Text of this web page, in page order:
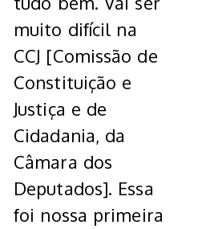
muito difícil na
CCJ [Comissão de
Constituição e
Justiça e de
Cidadania, da
Câmara dos
Deputados]. Essa
foi nossa primeira